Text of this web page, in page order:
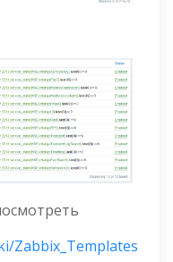
Zabbix_Templates